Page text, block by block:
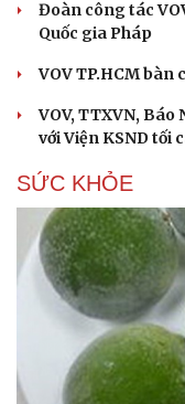
Du lịch
Tư vấn
Săn Tour
check-in
Đoàn công tác
Quốc gia Pháp
VOV TP.HCM
VOV, TTXVN,
với Viện KSND tối
SỨC KHỎE